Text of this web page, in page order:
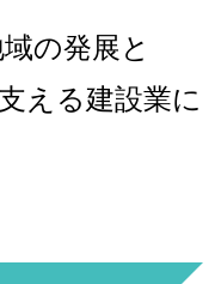
の発展と
える建設業に